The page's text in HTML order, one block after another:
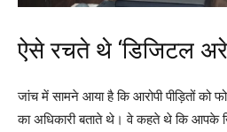
ऐसे रचते थे ‘डिजिटल
जांच में सामने आया है कि आरोपी पीड़ितों को
का अधिकारी बताते थे। वे कहते थे कि आपके